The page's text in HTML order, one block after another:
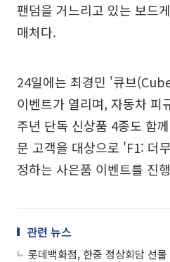
팬덤을 거느리고 있는 보드
매처다.
24일에는 최경민 '큐브
이벤트가 열리며, 자동차 피
주년 단독 신상품 4종도 함
문 고객을 대상으로 'F1: 더
정하는 사은품 이벤트를 진
관련 뉴스